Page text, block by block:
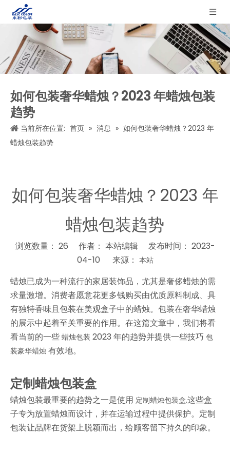
如何包装奢华蜡烛？2023 年蜡烛包装
趋势
当前所在位置: 首页 » 消息 » 如何包装奢华蜡烛？2023 年
蜡烛包装趋势
如何包装奢华蜡烛？2023 年
蜡烛包装趋势
浏览数量： 26 作者： 本站编辑 发布时间： 2023-
04-10 来源： 本站
["wechat","weibo","qzone","douban","email"]
蜡烛已成为一种流行的家居装饰品，尤其是奢侈蜡烛的需
求量激增。消费者愿意花更多钱购买由优质原料制成、具
有独特香味且包装在美观盒子中的蜡烛。包装在奢华蜡烛
的展示中起着至关重要的作用。在这篇文章中，我们将看
看当前的一些 蜡烛包装 2023 年的趋势并提供一些技巧 包
装豪华蜡烛 有效地。
定制蜡烛包装盒
蜡烛包装最重要的趋势之一是使用 定制蜡烛包装盒.这些盒
子专为放置蜡烛而设计，并在运输过程中提供保护。定制
包装让品牌在货架上脱颖而出，给顾客留下持久的印象。